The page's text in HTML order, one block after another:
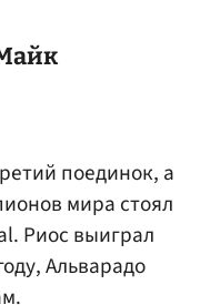
поединок, а
мира стоял
Риос выиграл
Альварадо